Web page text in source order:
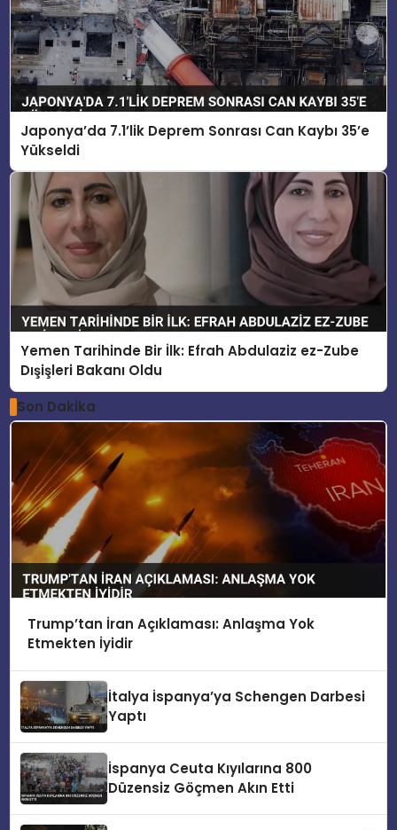
Japonya’da 7.1’lik Deprem Sonrası Can Kaybı 35’e
Yükseldi
Yemen Tarihinde Bir İlk: Efrah Abdulaziz ez-Zube
Dışişleri Bakanı Oldu
Son Dakika
Trump’tan İran Açıklaması: Anlaşma Yok
Etmekten İyidir
İtalya İspanya’ya Schengen Darbesi
Yaptı
İspanya Ceuta Kıyılarına 800
Düzensiz Göçmen Akın Etti